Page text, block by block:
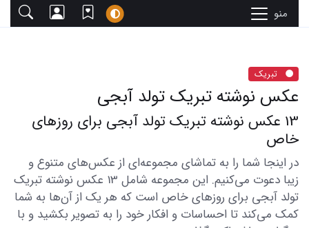
منو
تبریک
عکس نوشته تبریک تولد آبجی
13 عکس نوشته تبریک تولد آبجی برای روزهای
خاص
در اینجا شما را به تماشای مجموعه‌ای از عکس‌های متنوع و
زیبا دعوت می‌کنیم. این مجموعه شامل 13 عکس نوشته تبریک
تولد آبجی برای روزهای خاص است که هر یک از آن‌ها به شما
کمک می‌کند تا احساسات و افکار خود را به تصویر بکشید و با